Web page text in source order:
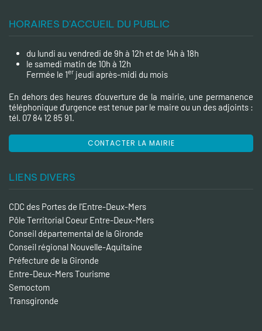
HORAIRES D'ACCUEIL DU PUBLIC
du lundi au vendredi de 9h à 12h et de 14h à 18h
le samedi matin de 10h à 12h
Fermée le 1er jeudi après-midi du mois
En dehors des heures d’ouverture de la mairie, une permanence
téléphonique d'urgence est tenue par le maire ou un des adjoints :
tél. 07 84 12 85 91.
CONTACTER LA MAIRIE
LIENS DIVERS
CDC des Portes de l'Entre-Deux-Mers
Pôle Territorial Coeur Entre-Deux-Mers
Conseil départemental de la Gironde
Conseil régional Nouvelle-Aquitaine
Préfecture de la Gironde
Entre-Deux-Mers Tourisme
Semoctom
Transgironde